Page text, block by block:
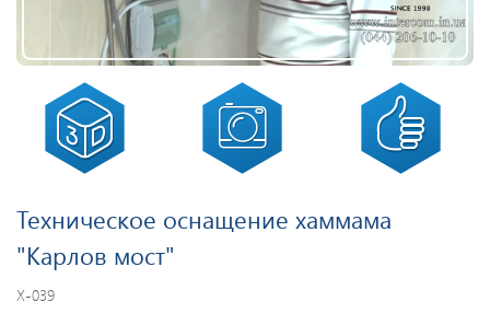
Техническое оснащение хаммама
"Карлов мост"
Х-039